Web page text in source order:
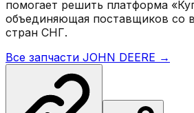
помогает решить платформа
объединяющая поставщиков со
стран СНГ.
Все запчасти JOHN DEERE →